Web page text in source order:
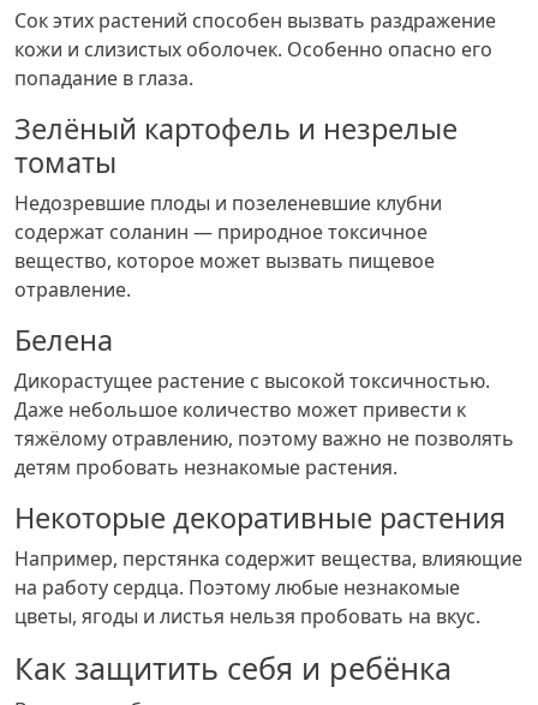
Сок этих растений способен вызвать раздражение
кожи и слизистых оболочек. Особенно опасно его
попадание в глаза.
Зелёный картофель и незрелые
томаты
Недозревшие плоды и позеленевшие клубни
содержат соланин — природное токсичное
вещество, которое может вызвать пищевое
отравление.
Белена
Дикорастущее растение с высокой токсичностью.
Даже небольшое количество может привести к
тяжёлому отравлению, поэтому важно не позволять
детям пробовать незнакомые растения.
Некоторые декоративные растения
Например, перстянка содержит вещества, влияющие
на работу сердца. Поэтому любые незнакомые
цветы, ягоды и листья нельзя пробовать на вкус.
Как защитить себя и ребёнка